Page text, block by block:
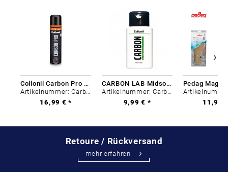
Collonil Carbon Pro 400 ml
Artikelnummer: Carbon-0
16,99 € *
CARBON LAB Midsole Cleaner
Artikelnummer: Carbon-0
9,99 € *
11,99
Retoure / Rückversand
mehr erfahren